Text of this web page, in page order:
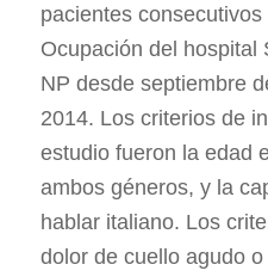
pacientes
Ocupación del hospital
NP desde septiembre
2014. Los criterios de
estudio fueron la edad
ambos géneros, y la
hablar italiano. Los
dolor de cuello agudo